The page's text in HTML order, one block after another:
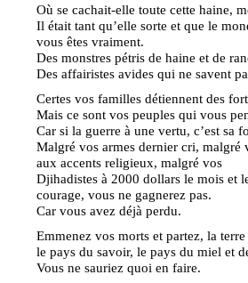
Où se cachait-elle toute cette haine,
Il était tant qu’elle sorte et que le
vous êtes vraiment.
Des monstres pétris de haine et de
Des affairistes avides qui ne savent
Certes vos familles détiennent des
Mais ce sont vos peuples qui vous
Car si la guerre à une vertu, c’est sa
Malgré vos armes dernier cri, malgré
aux accents religieux, malgré vos
Djihadistes à 2000 dollars le mois et
courage, vous ne gagnerez pas.
Car vous avez déjà perdu.
Emmenez vos morts et partez, la
le pays du savoir, le pays du miel et
Vous ne sauriez quoi en faire.